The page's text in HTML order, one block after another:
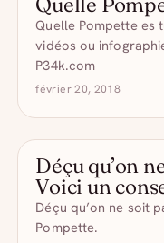
- DRÔLE D'ALCOOL
Quelle Pompette
vidéos ou
P34k.com
février 20, 2018
- DRÔLE D'ALCOOL
Déçu qu’on
Voici un
Déçu qu’on ne soit
Pompette.